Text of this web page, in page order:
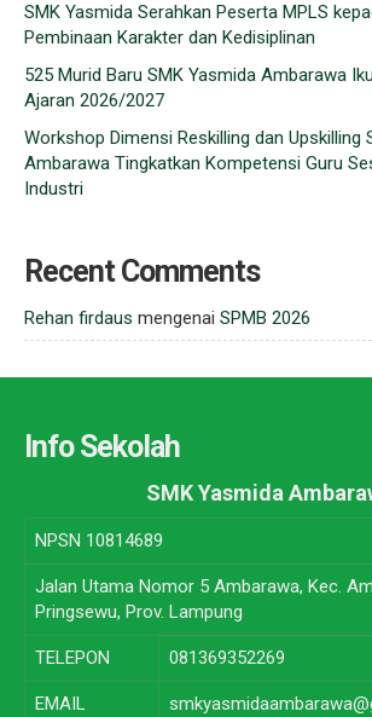
SMK Yasmida Serahkan Peserta MPLS
Pembinaan Karakter dan Kedisiplinan
525 Murid Baru SMK Yasmida Ambarawa
Ajaran 2026/2027
Workshop Dimensi Reskilling dan Upskilling
Ambarawa Tingkatkan Kompetensi Guru
Industri
Recent Comments
Rehan firdaus mengenai SPMB 2026
Info Sekolah
SMK Yasmida
NPSN 10814689
Jalan Utama Nomor 5 Ambarawa, Kec.
Pringsewu, Prov. Lampung
TELEPON 081369352269
EMAIL